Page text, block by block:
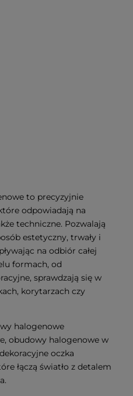
to precyzyjnie
odpowiadają na
techniczne. Pozwalają
estetyczny, trwały i
na odbiór całej
formach, od
sprawdzają się w
korytarzach czy
halogenowe
obudowy halogenowe w
oczka
łączą światło z detalem